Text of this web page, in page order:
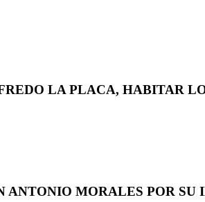
LA PLACA, HABITAR
MORALES POR SU